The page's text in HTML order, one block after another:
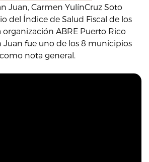
Juan, Carmen YulínCruz Soto
del Índice de Salud Fiscal de los
organización ABRE Puerto Rico
Juan fue uno de los 8 municipios
nota general.